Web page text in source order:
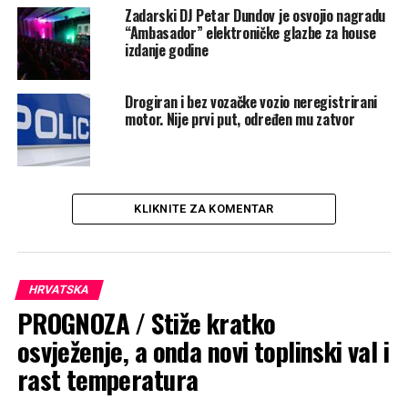
Zadarski DJ Petar Dundov je osvojio nagradu
“Ambasador” elektroničke glazbe za house
izdanje godine
Drogiran i bez vozačke vozio neregistrirani
motor. Nije prvi put, određen mu zatvor
KLIKNITE ZA KOMENTAR
HRVATSKA
PROGNOZA / Stiže kratko
osvježenje, a onda novi toplinski val i
rast temperatura